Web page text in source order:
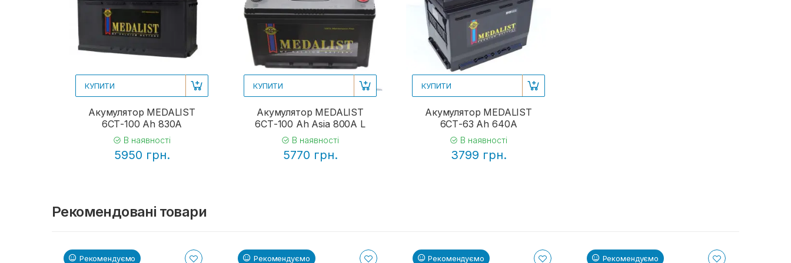
КУПИТИ
Акумулятор MEDALIST
6СТ-100 Ah 830A
В наявності
5950 грн.
КУПИТИ
Акумулятор MEDALIST
6СТ-100 Ah Asia 800A L
В наявності
5770 грн.
КУПИТИ
Акумулятор MEDALIST
6СТ-63 Ah 640A
В наявності
3799 грн.
Рекомендовані товари
Рекомендуємо Рекомендуємо Рекомендуємо Рекомендуємо